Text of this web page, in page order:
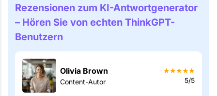
Rezensionen zum KI-Antwortgenerator
– Hören Sie von echten ThinkGPT-
Benutzern
Olivia Brown
Content-Autor
★★★★★
5/5